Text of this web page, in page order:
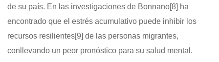
de su país. En las investigaciones de Bonnano[8] ha
encontrado que el estrés acumulativo puede inhibir los
recursos resilientes[9] de las personas migrantes,
conllevando un peor pronóstico para su salud mental.